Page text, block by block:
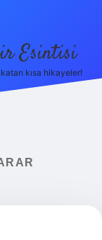
Esintisi
kısa hikayeler!